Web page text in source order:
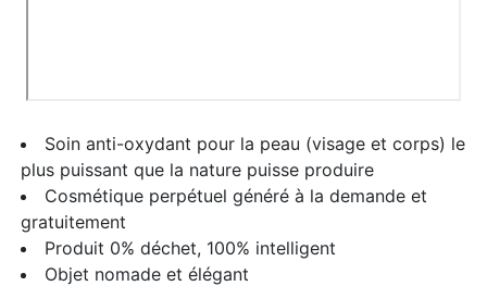
​Soin anti-oxydant pour la peau (visage et corps) le
plus puissant que la nature puisse produire
​Cosmétique perpétuel généré à la demande et
gratuitement
Produit 0% déchet, 100% intelligent
​Objet nomade et élégant